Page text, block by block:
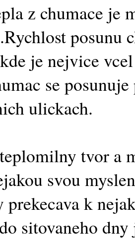
z chumace je
posunu
je nejvice
se
ulickach.
tvor a
svou
prekecava k
sitovaneho